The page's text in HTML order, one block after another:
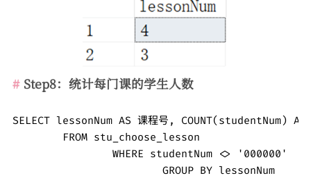
Step8：统计每门课的学生人数
SELECT lessonNum AS 课程号, COUNT(studentNum)
			GROUP BY lessonNum